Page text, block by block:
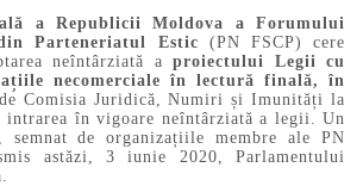
a Republicii Moldova a Forumului
Parteneriatul Estic (PN FSCP) cere
neîntârziată a proiectului Legii cu
necomerciale în lectură finală, în
Comisia Juridică, Numiri și Imunități la
intrarea în vigoare neîntârziată a legii. Un
semnat de organizațiile membre ale PN
astăzi, 3 iunie 2020, Parlamentului